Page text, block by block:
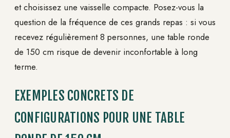
et choisissez une vaisselle compacte. Posez-vous la
question de la fréquence de ces grands repas : si vous
recevez régulièrement 8 personnes, une table ronde
de 150 cm risque de devenir inconfortable à long
terme.
EXEMPLES CONCRETS DE
CONFIGURATIONS POUR UNE TABLE